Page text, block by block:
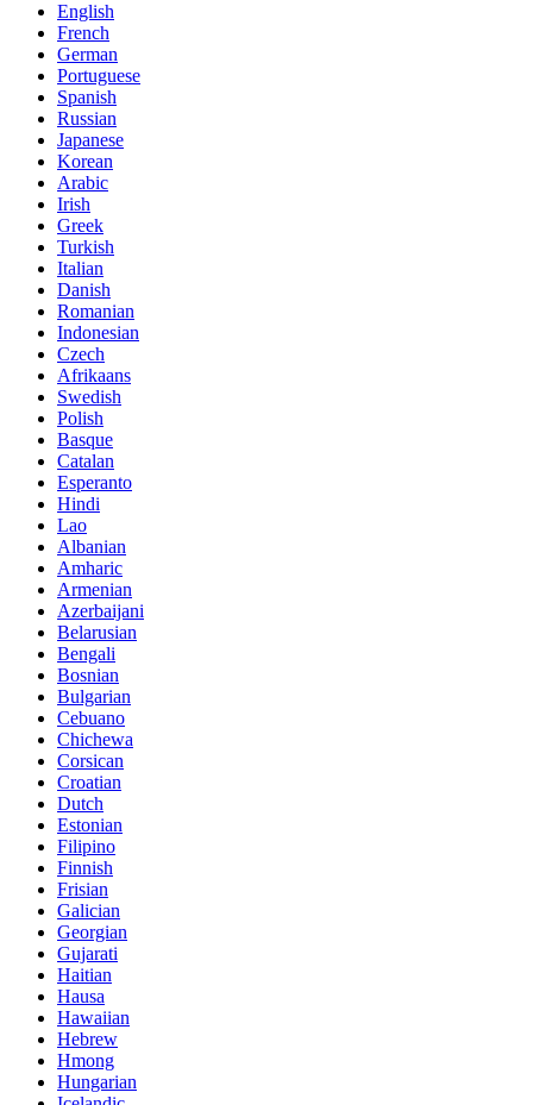
English
French
German
Portuguese
Spanish
Russian
Japanese
Korean
Arabic
Irish
Greek
Turkish
Italian
Danish
Romanian
Indonesian
Czech
Afrikaans
Swedish
Polish
Basque
Catalan
Esperanto
Hindi
Lao
Albanian
Amharic
Armenian
Azerbaijani
Belarusian
Bengali
Bosnian
Bulgarian
Cebuano
Chichewa
Corsican
Croatian
Dutch
Estonian
Filipino
Finnish
Frisian
Galician
Georgian
Gujarati
Haitian
Hausa
Hawaiian
Hebrew
Hmong
Hungarian